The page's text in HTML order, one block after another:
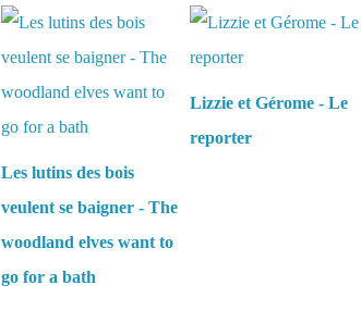
Les lutins des bois
veulent se baigner - The
woodland elves want to
go for a bath
Lizzie et Gérome - Le
reporter